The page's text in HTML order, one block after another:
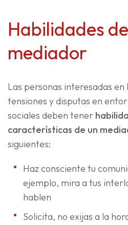
Habilidades
mediador
Las personas interesadas en
tensiones y disputas en
sociales deben tener
características de un
siguientes:
Haz consciente tu
ejemplo, mira a tus
hablen
Solicita, no exijas a la